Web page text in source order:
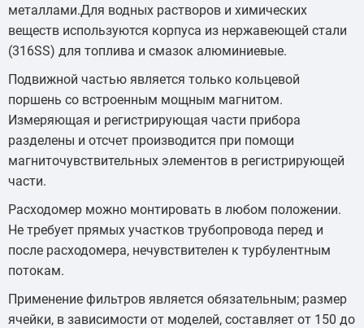
металлами.Для водных растворов и химических
веществ используются корпуса из нержавеющей стали
(316SS) для топлива и смазок алюминиевые.
Подвижной частью является только кольцевой
поршень со встроенным мощным магнитом.
Измеряющая и регистрирующая части прибора
разделены и отсчет производится при помощи
магниточувствительных элементов в регистрирующей
части.
Расходомер можно монтировать в любом положении.
Не требует прямых участков трубопровода перед и
после расходомера, нечувствителен к турбулентным
потокам.
Применение фильтров является обязательным; размер
ячейки, в зависимости от моделей, составляет от 150 до